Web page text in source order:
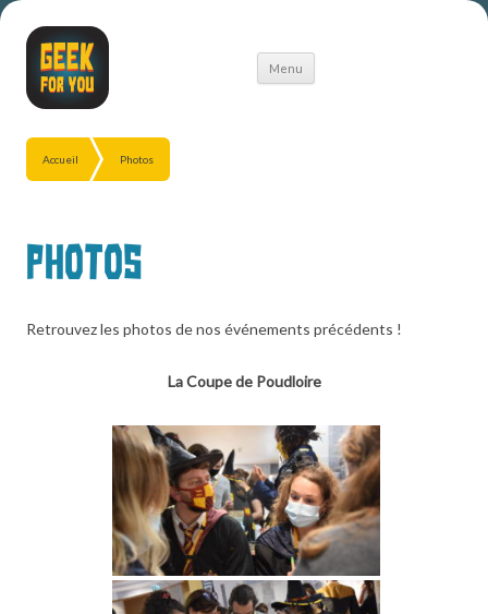
Menu
Aller
Accueil Photos
Photos
Retrouvez les photos de nos événements précédents !
La Coupe de Poudloire